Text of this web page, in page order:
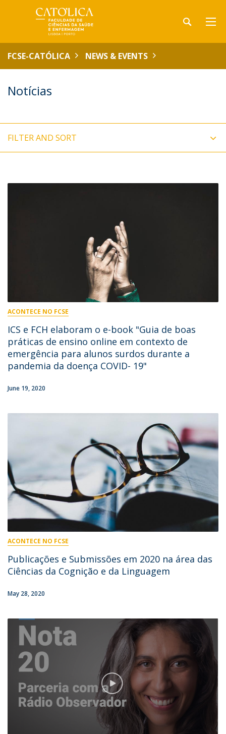
FCSE-CATÓLICA NEWS & EVENTS
Notícias
FILTER AND SORT
ACONTECE NO FCSE
ICS e FCH elaboram o e-book "Guia de boas
práticas de ensino online em contexto de
emergência para alunos surdos durante a
pandemia da doença COVID- 19"
June 19, 2020
ACONTECE NO FCSE
Publicações e Submissões em 2020 na área das
Ciências da Cognição e da Linguagem
May 28, 2020